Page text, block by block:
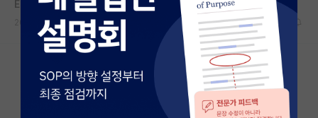
연구실&오픈랩
커뮤니티
커뮤니티 홈
전체글보기
Edwin Powell Hubble*
2021.01.04
1 4396